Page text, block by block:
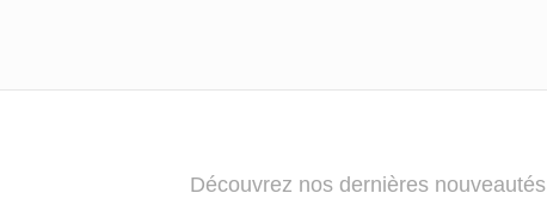
Découvrez nos dernières nouveautés